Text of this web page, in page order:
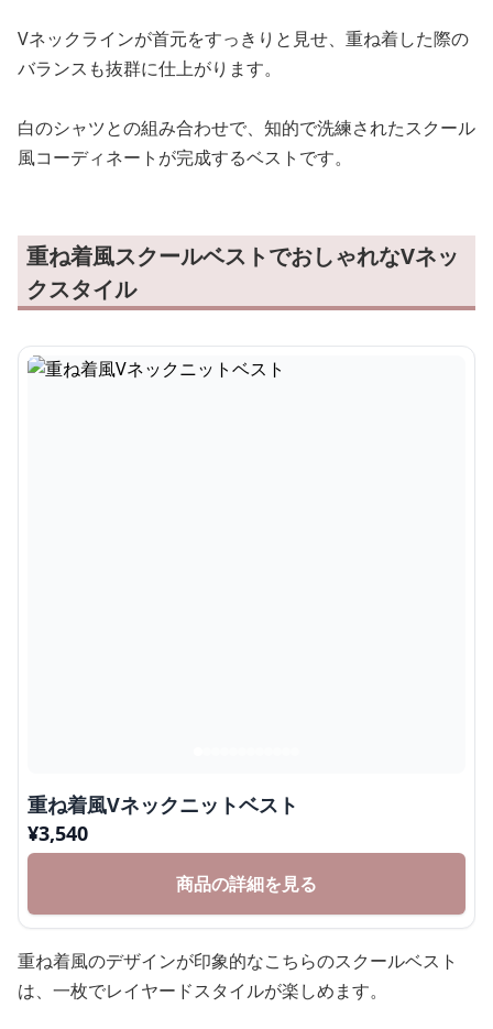
Vネックラインが首元をすっきりと見せ、重ね着した際の
バランスも抜群に仕上がります。
白のシャツとの組み合わせで、知的で洗練されたスクール
風コーディネートが完成するベストです。
重ね着風スクールベストでおしゃれなVネッ
クスタイル
重ね着風Vネックニットベスト
¥3,540
商品の詳細を見る
重ね着風のデザインが印象的なこちらのスクールベスト
は、一枚でレイヤードスタイルが楽しめます。